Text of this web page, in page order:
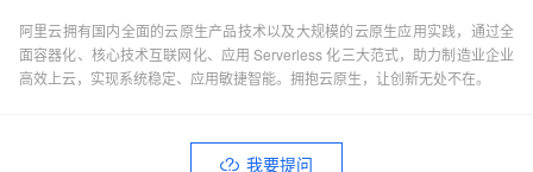
阿里云拥有国内全面的云原生产品技术以及大规模的云原生应用实践，通过全
面容器化、核心技术互联网化、应用 Serverless 化三大范式，助力制造业企业
高效上云，实现系统稳定、应用敏捷智能。拥抱云原生，让创新无处不在。
我要提问